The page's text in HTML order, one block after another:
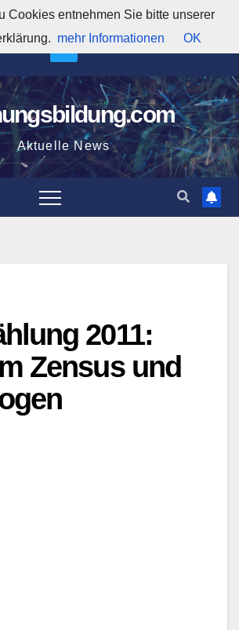
7:54:28 PM
Aktuelle News
2011:
Zensus und
Cookies entnehmen Sie bitte unserer
mehr Informationen OK